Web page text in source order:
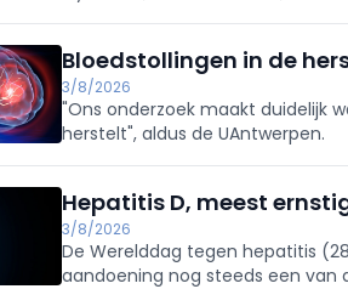
Bloedstollingen in de
3/8/2026
"Ons onderzoek maakt duidelijk
herstelt", aldus de UAntwerpen.
Hepatitis D, meest
3/8/2026
De Werelddag tegen hepatitis
aandoening nog steeds een van